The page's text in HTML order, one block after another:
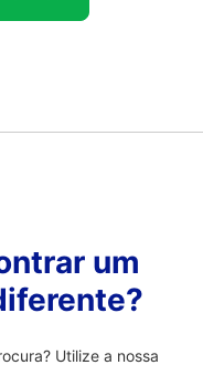
um
Utilize a nossa